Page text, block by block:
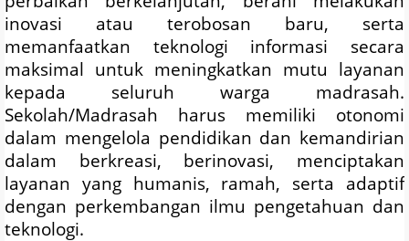
inovasi atau terobosan baru, serta
memanfaatkan teknologi informasi secara
maksimal untuk meningkatkan mutu layanan
kepada seluruh warga madrasah.
Sekolah/Madrasah harus memiliki otonomi
dalam mengelola pendidikan dan kemandirian
dalam berkreasi, berinovasi, menciptakan
layanan yang humanis, ramah, serta adaptif
dengan perkembangan ilmu pengetahuan dan
teknologi.